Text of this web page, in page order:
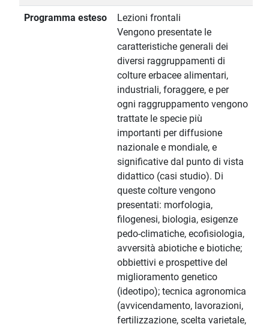
Programma esteso
Lezioni frontali
Vengono presentate le
caratteristiche generali dei
diversi raggruppamenti di
colture erbacee alimentari,
industriali, foraggere, e per
ogni raggruppamento vengono
trattate le specie più
importanti per diffusione
nazionale e mondiale, e
significative dal punto di vista
didattico (casi studio). Di
queste colture vengono
presentati: morfologia,
filogenesi, biologia, esigenze
pedo-climatiche, ecofisiologia,
avversità abiotiche e biotiche;
obbiettivi e prospettive del
miglioramento genetico
(ideotipo); tecnica agronomica
(avvicendamento, lavorazioni,
fertilizzazione, scelta varietale,